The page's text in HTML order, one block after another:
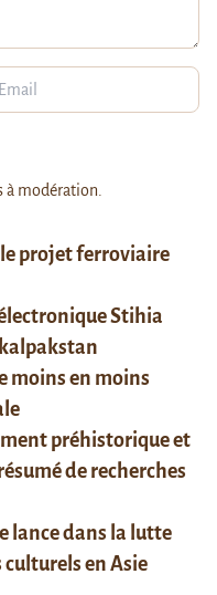
projet ferroviaire
Stihia
moins en moins
préhistorique et
de recherches
lance dans la lutte
en Asie
modération.